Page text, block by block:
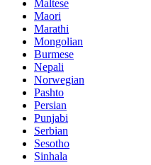
Maltese
Maori
Marathi
Mongolian
Burmese
Nepali
Norwegian
Pashto
Persian
Punjabi
Serbian
Sesotho
Sinhala